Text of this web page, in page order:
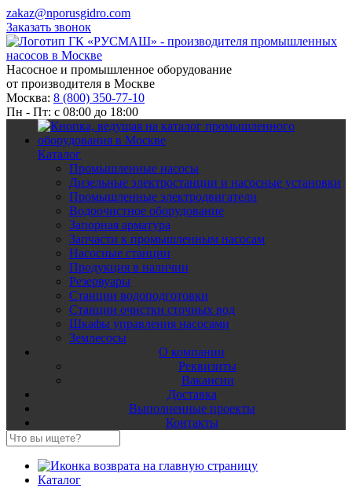
zakaz@nporusgidro.com
Заказать звонок
Насосное и промышленное оборудование
от производителя в Москве
Москва: 8 (800) 350-77-10
Пн - Пт: с 08:00 до 18:00
Каталог
Промышленные насосы
Дизельные электростанции и насосные установки
Промышленные электродвигатели
Водоочистное оборудование
Запорная арматура
Запчасти к промышленным насосам
Насосные станции
Продукция в наличии
Резервуары
Станции водоподготовки
Станции очистки сточных вод
Шкафы управления насосами
Землесосы
О компании
Реквизиты
Вакансии
Доставка
Выполненные проекты
Контакты
Каталог